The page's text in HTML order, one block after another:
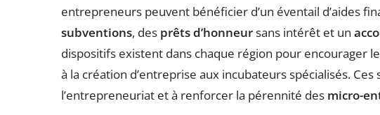
entrepreneurs peuvent bénéficier d’un éventail d’aides
subventions, des prêts d’honneursans intérêt et un
dispositifs existent dans chaque région pour encourager
à la création d’entreprise aux incubateurs spécialisés.
l’entrepreneuriat et à renforcer la pérennité des micro-